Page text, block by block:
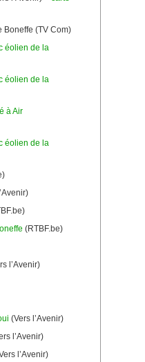
Boneffe (TV Com)
éolien de la
éolien de la
à Air
éolien de la
(RTBF.be)
l’Avenir)
(Vers l’Avenir)
l’Avenir)
l’Avenir)